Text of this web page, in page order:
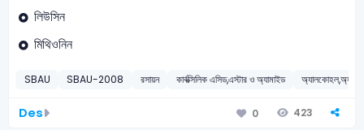
লিউসিন
মিথিওনিন
SBAU SBAU-2008 রসায়ন কার্বক্সিলিক এসিড,এস্টার ও অ্যামাইড
Des 0 423